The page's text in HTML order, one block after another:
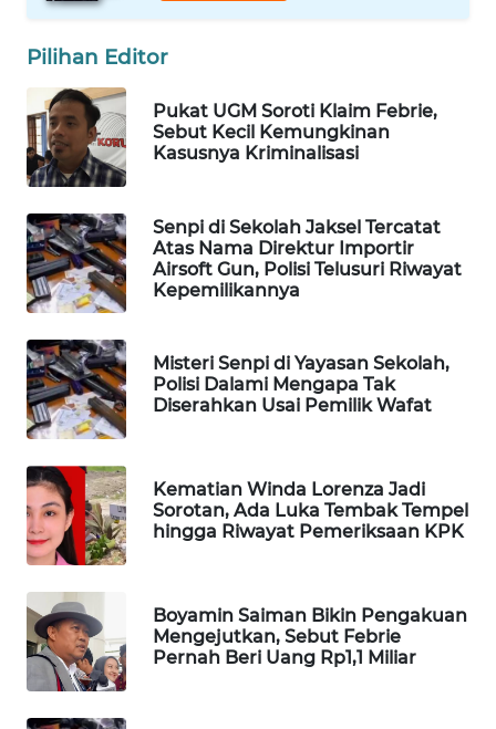
Pilihan Editor
Pukat UGM Soroti Klaim Febrie,
Sebut Kecil Kemungkinan
Kasusnya Kriminalisasi
Senpi di Sekolah Jaksel Tercatat
Atas Nama Direktur Importir
Airsoft Gun, Polisi Telusuri Riwayat
Kepemilikannya
Misteri Senpi di Yayasan Sekolah,
Polisi Dalami Mengapa Tak
Diserahkan Usai Pemilik Wafat
Kematian Winda Lorenza Jadi
Sorotan, Ada Luka Tembak Tempel
hingga Riwayat Pemeriksaan KPK
Boyamin Saiman Bikin Pengakuan
Mengejutkan, Sebut Febrie
Pernah Beri Uang Rp1,1 Miliar
WAHANA
WAHANA
OTOMOTIF
WAHANA
WAHANA
DESA
WISATA
LAPAK
WAHANA
Wahana
Network
KONSUMEN
LISTRIK
MASYARAKAT
KELISTRIKAN
WALINKI